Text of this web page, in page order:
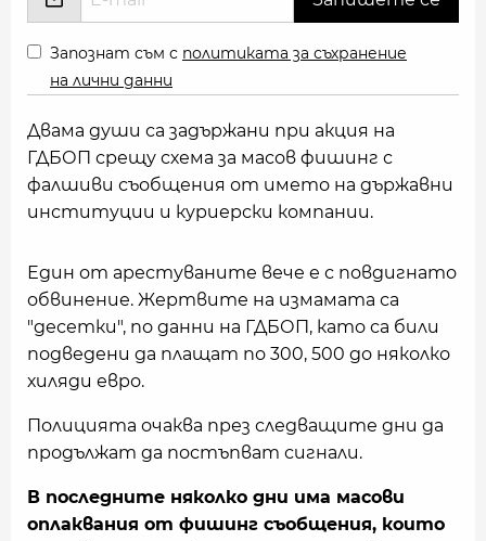
Запознат съм с политиката за съхранение
на лични данни
Двама души са задържани при акция на
ГДБОП срещу схема за масов фишинг с
фалшиви съобщения от името на държавни
институции и куриерски компании.
Един от арестуваните вече е с повдигнато
обвинение. Жертвите на измамата са
"десетки", по данни на ГДБОП, като са били
подведени да плащат по 300, 500 до няколко
хиляди евро.
Полицията очаква през следващите дни да
продължат да постъпват сигнали.
В последните няколко дни има масови
оплаквания от фишинг съобщения, които